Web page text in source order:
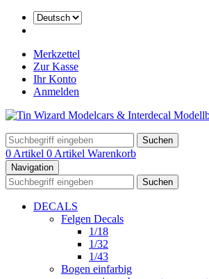
Merkzettel
Zur Kasse
Ihr Konto
Anmelden
Suchen
0 Artikel 0 Artikel Warenkorb
Navigation
Suchen
DECALS
Felgen Decals
1/18
1/32
1/43
Bogen einfarbig